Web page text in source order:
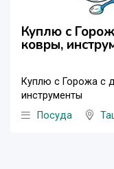
Куплю с
ковры,
Куплю с Горожа с
инструменты
Посуда